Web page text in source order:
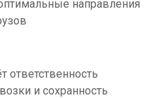
направления
ответственность
и сохранность